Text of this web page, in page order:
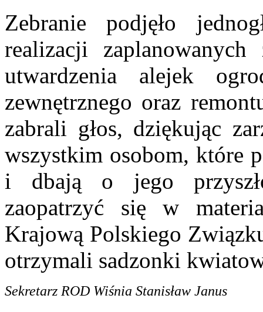
Zebranie podjęło
realizacji
utwardzenia alejek
zewnętrznego oraz
zabrali głos, dziękując
wszystkim osobom, które
i dbają o jego
zaopatrzyć się w
Krajową Polskiego
otrzymali sadzonki
Sekretarz ROD Wiśnia Stanisław Janus